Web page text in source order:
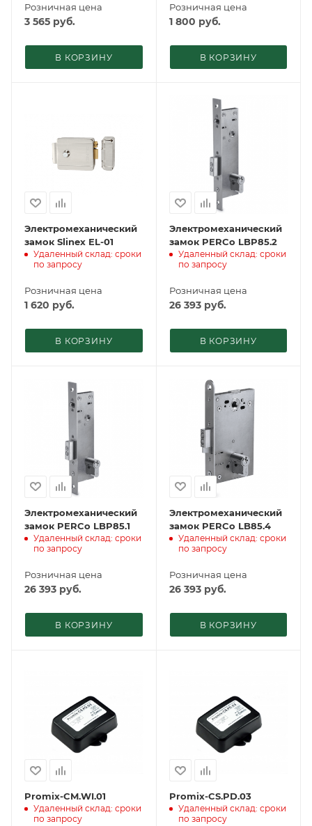
Розничная цена
3 565 руб.
В КОРЗИНУ
Розничная цена
1 800 руб.
В КОРЗИНУ
Электромеханический
замок Slinex EL-01
Удаленный склад: сроки
по запросу
Розничная цена
1 620 руб.
В КОРЗИНУ
Электромеханический
замок PERCo LBP85.2
Удаленный склад: сроки
по запросу
Розничная цена
26 393руб.
В КОРЗИНУ
Электромеханический
замок PERCo LBP85.1
Удаленный склад: сроки
по запросу
Розничная цена
26 393 руб.
В КОРЗИНУ
Электромеханический
замок PERCo LB85.4
Удаленный склад: сроки
по запросу
Розничная цена
26 393руб.
В КОРЗИНУ
Promix-CM.WI.01
Удаленный склад: сроки
по запросу
Promix-CS.PD.03
Удаленный склад: сроки
по запросу